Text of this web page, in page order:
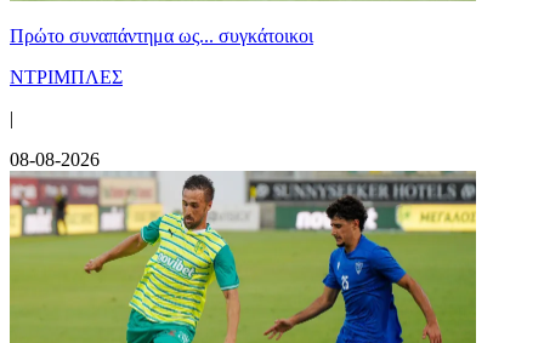
Πρώτο συναπάντημα ως... συγκάτοικοι
ΝΤΡΙΜΠΛΕΣ
|
08-08-2026